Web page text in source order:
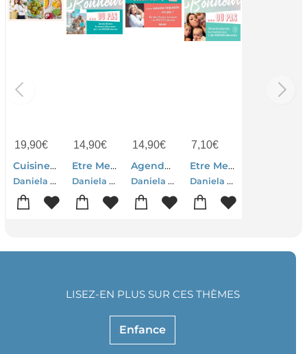
19,90€
Cuisiner En Famille, C'est Que Du Bonheur... Ou Pas !
Daniela Martins-Celine De Sousa
14,90€
Etre Mere C'est Que Du Bonheur Ou Pas
Daniela Martins
14,90€
Agenda D'une Maman Organisee... Ou Pas ! (edition 2023/2024)
Daniela Martins
7,10€
Etre Mere C'est Que Du Bonheur... Ou Pas !
Daniela Martins
Enfance
LISEZ-EN PLUS SUR CES THÈMES